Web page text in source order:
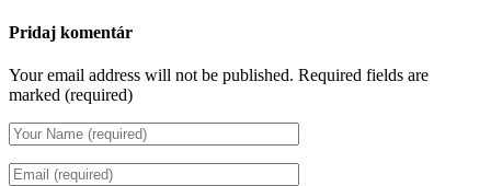
Pridaj komentár
Your email address will not be published. Required fields are
marked (required)